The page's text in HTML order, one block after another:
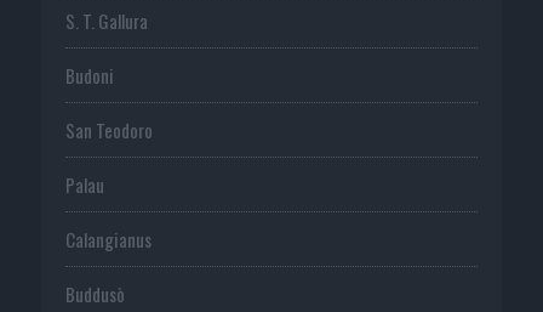
S. T. Gallura
Budoni
San Teodoro
Palau
Calangianus
Buddusò